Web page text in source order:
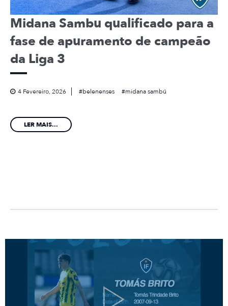
Midana Sambu qualificado para a
fase de apuramento de campeão
da Liga 3
4 Fevereiro, 2026 belenenses midana sambú
LER MAIS...